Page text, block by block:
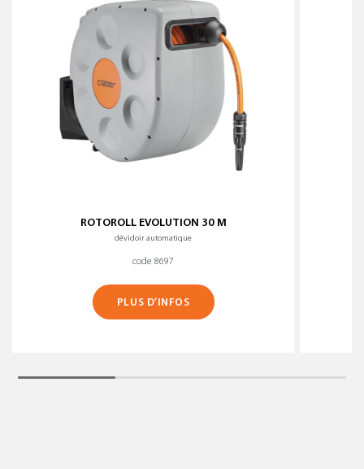
ROTOROLL EVOLUTION 30 M
dévidoir automatique
code 8697
PLUS D’INFOS